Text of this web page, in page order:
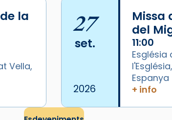
la
Vella,
27
set.
2026
Missa
del
11:00
Església
Espanya
+ info